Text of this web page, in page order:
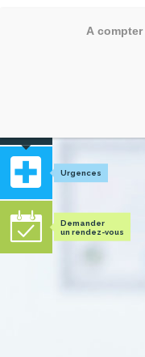
Urgences
Demander
un rendez-vous
A compter